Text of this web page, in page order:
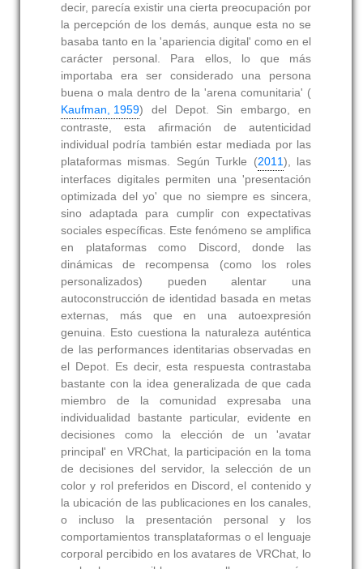
decir, parecía existir una cierta preocupación por
la percepción de los demás, aunque esta no se
basaba tanto en la 'apariencia digital' como en el
carácter personal. Para ellos, lo que más
importaba era ser considerado una persona
buena o mala dentro de la 'arena comunitaria' (
Kaufman, 1959) del Depot. Sin embargo, en
contraste, esta afirmación de autenticidad
individual podría también estar mediada por las
plataformas mismas. Según Turkle (2011), las
interfaces digitales permiten una 'presentación
optimizada del yo' que no siempre es sincera,
sino adaptada para cumplir con expectativas
sociales específicas. Este fenómeno se amplifica
en plataformas como Discord, donde las
dinámicas de recompensa (como los roles
personalizados) pueden alentar una
autoconstrucción de identidad basada en metas
externas, más que en una autoexpresión
genuina. Esto cuestiona la naturaleza auténtica
de las performances identitarias observadas en
el Depot. Es decir, esta respuesta contrastaba
bastante con la idea generalizada de que cada
miembro de la comunidad expresaba una
individualidad bastante particular, evidente en
decisiones como la elección de un 'avatar
principal' en VRChat, la participación en la toma
de decisiones del servidor, la selección de un
color y rol preferidos en Discord, el contenido y
la ubicación de las publicaciones en los canales,
o incluso la presentación personal y los
comportamientos transplataformas o el lenguaje
corporal percibido en los avatares de VRChat, lo